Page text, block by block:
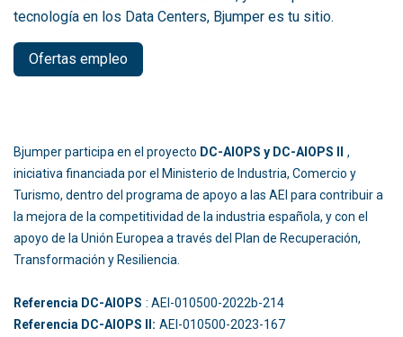
tecnología en los Data Centers, Bjumper es tu sitio.
Ofertas empleo
Bjumper participa en el proyecto DC-AIOPS y DC-AIOPS II
,
iniciativa financiada por el Ministerio de Industria, Comercio y
Turismo, dentro del programa de apoyo a las AEI para contribuir a
la mejora de la competitividad de la industria española, y con el
apoyo de la Unión Europea a través del Plan de Recuperación,
Transformación y Resiliencia.
Referencia DC-AIOPS : AEI-010500-2022b-214
Referencia DC-AIOPS II: AEI-010500-2023-167